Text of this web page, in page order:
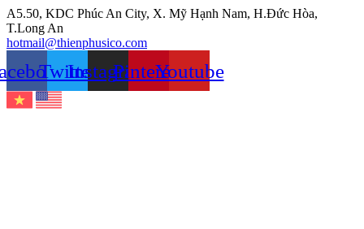
Chuyển
đến
nội
A5.50, KDC Phúc An City, X. Mỹ Hạnh Nam, H.Đức Hòa,
T.Long An
hotmail@thienphusico.com
TwitterInstagramPinterestYoutube